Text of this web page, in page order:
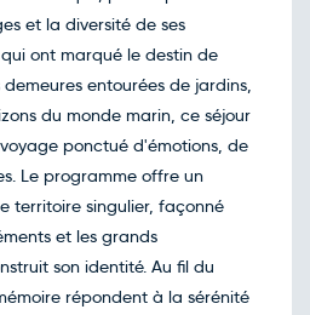
et la diversité de ses
ont marqué le destin de
entourées de jardins,
du monde marin, ce séjour
ponctué d'émotions, de
Le programme offre un
territoire singulier, façonné
et les grands
son identité. Au fil du
répondent à la sérénité